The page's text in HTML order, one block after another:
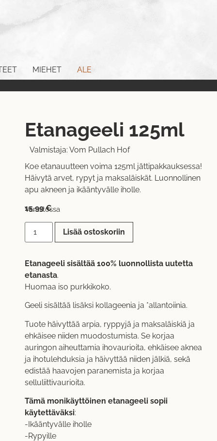
MIEHET ALE
Etanageeli 125ml
Valmistaja: Vom Pullach Hof
Koe etanauutteen voima 125ml jättipakkauksessa!
Häivytä arvet, rypyt ja maksaläiskät. Luonnollinen
apu akneen ja ikääntyvälle iholle.
15,99€
Varastossa
Lisää ostoskoriin
Etanageeli sisältää 100% luonnollista uutetta
etanasta.
Huomaa iso purkkikoko.
Geeli sisältää lisäksi kollageenia ja *allantoiinia.
Tuote häivyttää arpia, ryppyjä ja maksaläiskiä ja
ehkäisee niiden muodostumista. Se korjaa
auringon aiheuttamia ihovaurioita, ehkäisee aknea
ja ihotulehduksia ja häivyttää niiden jälkiä, sekä
edistää haavojen paranemista ja korjaa
selluliittivaurioita.
Tämä monikäyttöinen etanageeli sopii
käytettäväksi:
-Ikääntyvälle iholle
-Rypyille